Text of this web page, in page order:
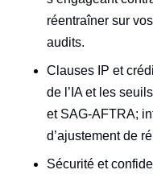
réentraîner sur
audits.
Clauses IP et
de l’IA et les
et SAG‑AFTRA;
d’ajustement de
Sécurité et